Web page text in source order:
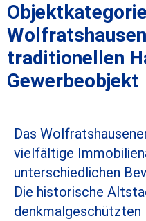
traditionellen
Gewerbeobjekt
Das
vielfältige
unterschiedlichen
Die historische
denkmalgeschützten